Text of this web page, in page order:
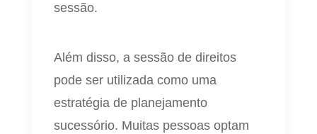
sessão.
Além disso, a sessão de direitos
pode ser utilizada como uma
estratégia de planejamento
sucessório. Muitas pessoas optam